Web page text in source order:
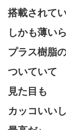
搭載されてい
しかも薄い
プラス樹脂
ついていて
見た目も
カッコいいし